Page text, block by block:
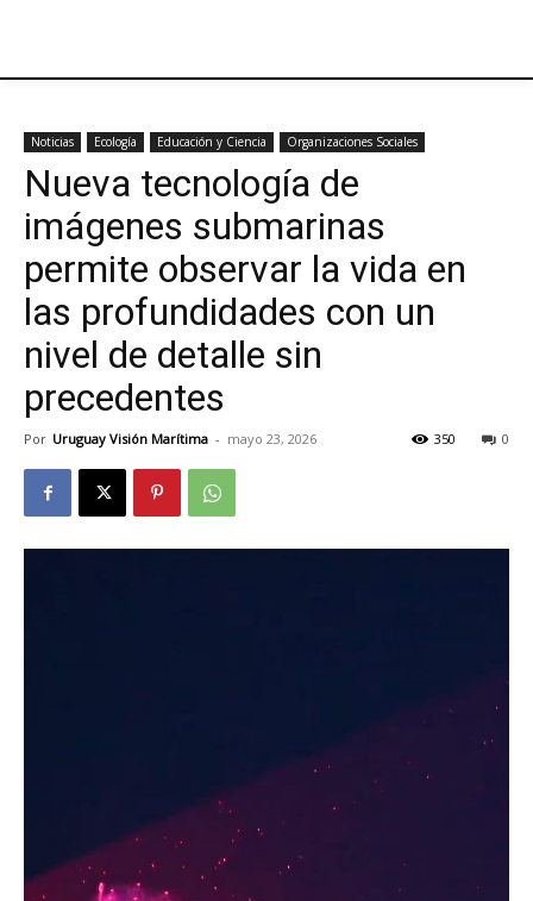
Noticias Ecología Educación y Ciencia Organizaciones Sociales
Nueva tecnología de
imágenes submarinas
permite observar la vida en
las profundidades con un
nivel de detalle sin
precedentes
Por Uruguay Visión Marítima - mayo 23, 2026 0
350